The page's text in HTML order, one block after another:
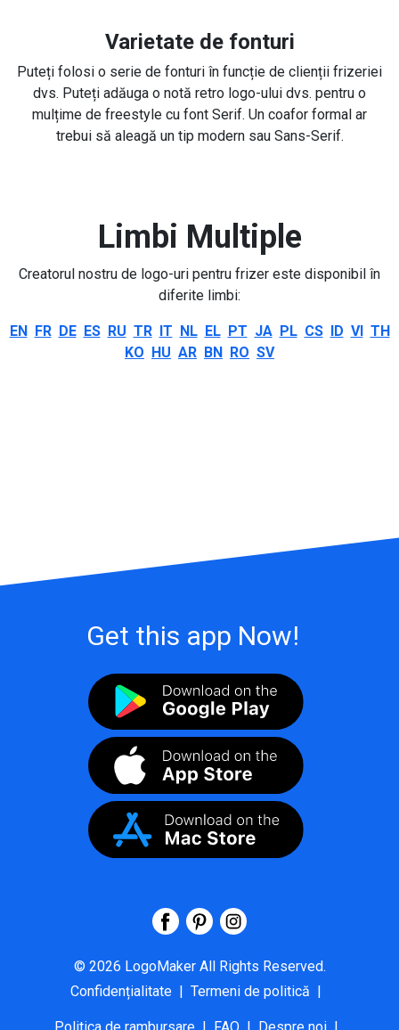
Varietate de fonturi
Puteți folosi o serie de fonturi în funcție de clienții frizeriei
dvs. Puteți adăuga o notă retro logo-ului dvs. pentru o
mulțime de freestyle cu font Serif. Un coafor formal ar
trebui să aleagă un tip modern sau Sans-Serif.
Limbi Multiple
Creatorul nostru de logo-uri pentru frizer este disponibil în
diferite limbi:
EN FR DE ES RU TR IT NL EL PT JA PL CS ID VI TH
KO HU AR BN RO SV
Get this app Now!
© 2026 LogoMaker All Rights Reserved.
Confidențialitate | Termeni de politică |